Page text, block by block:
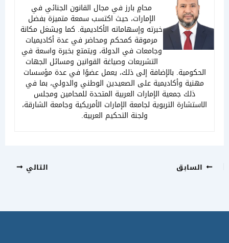
محامٍ بارز في مجال القانون الجنائي في
الإمارات، حيث اكتسب سمعة متميزة بفضل
خبرته وإسهاماته الأكاديمية. كما ويشغل مكانة
مرموقة كمحكم ومحاضر في عدة أكاديميات
وجامعات في الدولة، ويتمتع بخبرة واسعة في
التشريعات وصياغة القوانين ومسائل الجهات
بالإضافة إلى ذلك، يعمل عضوًا في عدة مؤسسات
وأكاديمية على الصعيدين الوطني والدولي، بما في
ذلك جمعية الإمارات العربية المتحدة للمحامين ومجلس
التربوية لجامعة الإمارات الأمريكية وجامعة الشارقة،
ولجنة التحكيم العربية.